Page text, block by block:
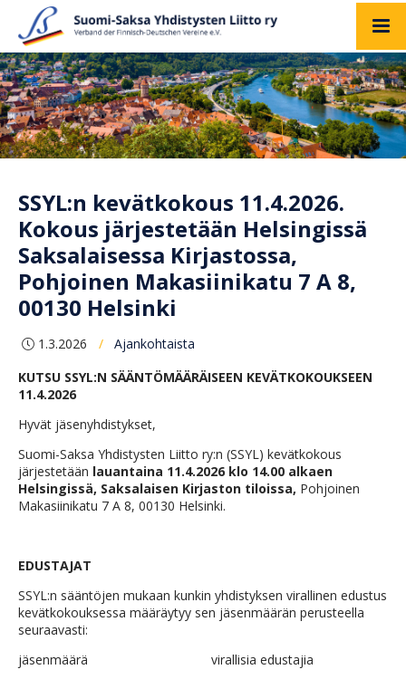
SSYL:n kevätkokous 11.4.2026.
Kokous järjestetään Helsingissä
Saksalaisessa Kirjastossa,
Pohjoinen Makasiinikatu 7 A 8,
00130 Helsinki
1.3.2026 /
Ajankohtaista
KUTSU SSYL:N SÄÄNTÖMÄÄRÄISEEN KEVÄTKOKOUKSEEN
11.4.2026
Hyvät jäsenyhdistykset,
Suomi-Saksa Yhdistysten Liitto ry:n (SSYL) kevätkokous
järjestetään lauantaina 11.4.2026 klo 14.00 alkaen
Helsingissä, Saksalaisen Kirjaston tiloissa, Pohjoinen
Makasiinikatu 7 A 8, 00130 Helsinki.
EDUSTAJAT
SSYL:n sääntöjen mukaan kunkin yhdistyksen virallinen edustus
kevätkokouksessa määräytyy sen jäsenmäärän perusteella
seuraavasti:
jäsenmäärä virallisia edustajia